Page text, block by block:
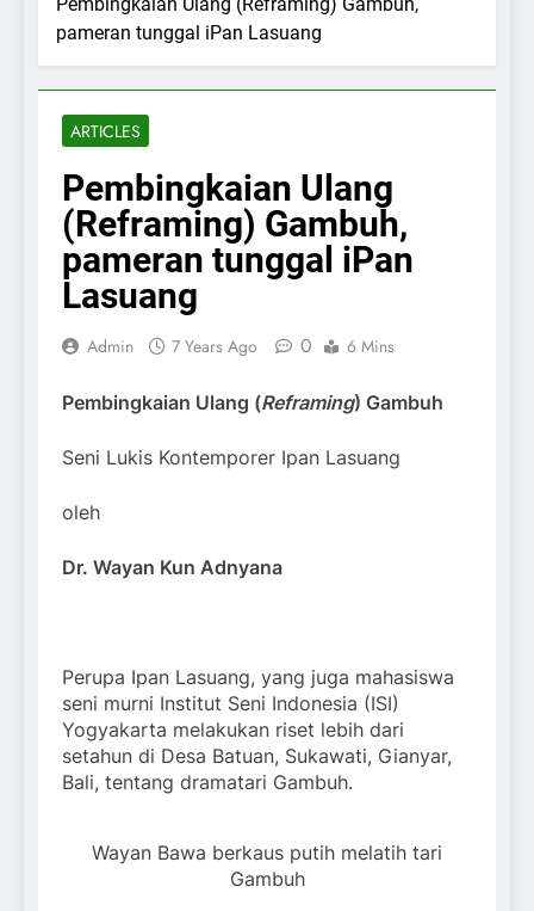
pameran tunggal iPan Lasuang
ARTICLES
Pembingkaian Ulang
(Reframing) Gambuh,
pameran tunggal iPan
Lasuang
Admin 7 Years Ago 0 6 Mins
Pembingkaian Ulang (Reframing) Gambuh
Seni Lukis Kontemporer Ipan Lasuang
oleh
Dr. Wayan Kun Adnyana
Perupa Ipan Lasuang, yang juga mahasiswa
seni murni Institut Seni Indonesia (ISI)
Yogyakarta melakukan riset lebih dari
setahun di Desa Batuan, Sukawati, Gianyar,
Bali, tentang dramatari Gambuh.
Wayan Bawa berkaus putih melatih tari
Gambuh